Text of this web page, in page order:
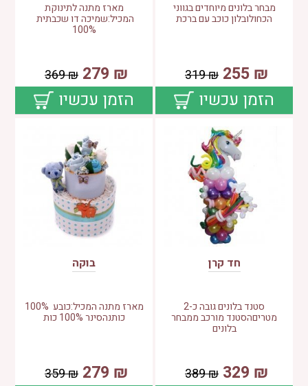
מבחר בלונים מיוחדים בגווני
הכחולובלון כוכב עם ברכת
₪
255
₪
319
הזמן עכשיו
מארז מתנה לתינוקת
המכיל:שמיכה דו שכבתית
100%
₪
279
₪
369
הזמן עכשיו
חד קרן
סטנד בלונים גובה כ-2
מטריםהסטנד מורכב ממבחר
בלונים
₪
329
₪
389
בוקה
מארז מתנה המכיל:כובע 100%
כותנהסינר 100% כות
₪
279
₪
359